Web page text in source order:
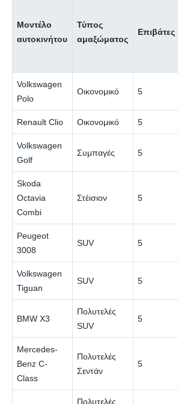
Μοντέλο
αυτοκινήτου
Τύπος
αμαξώματος
Επιβάτες
Volkswagen
Polo
Οικονομικό 5
Renault Clio Οικονομικό 5
Volkswagen
Golf
Συμπαγές 5
Skoda
Octavia
Combi
Στέισιον 5
Peugeot
3008
SUV 5
Volkswagen
Tiguan
SUV 5
BMW X3
Πολυτελές
SUV
5
Mercedes-
Benz C-
Class
Πολυτελές
Σεντάν
5
Πολυτελές